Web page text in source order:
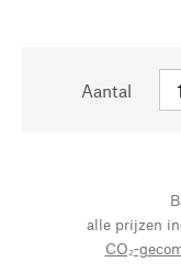
Aantal
alle prijzen
CO₂-